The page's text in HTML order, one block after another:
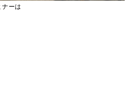
ーは